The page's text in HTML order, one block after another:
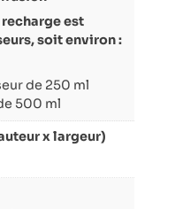
est
soit environ :
de 250 ml
500 ml
x largeur)